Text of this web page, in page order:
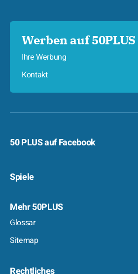
Werben auf 50PLUS
Ihre Werbung
Kontakt
50 PLUS auf Facebook
Spiele
Mehr 50PLUS
Glossar
Sitemap
Rechtliches